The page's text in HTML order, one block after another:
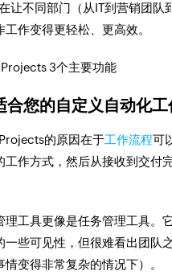
让不同部门（从IT到营销团队
作变得更轻松、更高效。
3个主要功能
合您的自定义自动化
的原因在于工作流程可
工作方式，然后从接收到交付
理工具更像是任务管理工具。
一些可见性，但很难看出团队
变得非常复杂的情况下）。